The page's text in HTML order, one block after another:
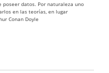
datos. Por naturaleza uno
en las teorías, en lugar
Conan Doyle